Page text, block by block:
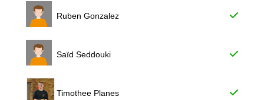
Ruben Gonzalez
Saïd Seddouki
Timothee Planes